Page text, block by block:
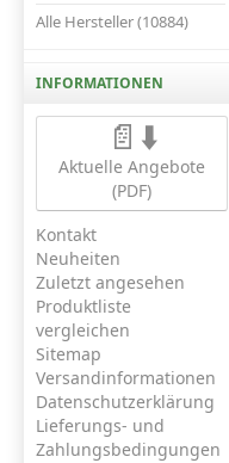
Alle Hersteller (10884)
INFORMATIONEN
📄⬇️
Aktuelle Angebote
(PDF)
Kontakt
Neuheiten
Zuletzt angesehen
Produktliste
vergleichen
Sitemap
Versandinformationen
Datenschutzerklärung
Lieferungs- und
Zahlungsbedingungen